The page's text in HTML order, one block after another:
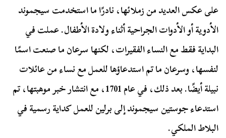
على عكس العديد من زملائها، نادرًا ما استخدمت سيجموند
الأدوية أو الأدوات الجراحية أثناء ولادة الأطفال. عملت في
البداية فقط مع النساء الفقيرات، لكنها سرعان ما صنعت اسمًا
لنفسها، وسرعان ما تم استدعاؤها للعمل مع نساء من عائلات
نبيلة أيضًا. بعد ذلك، في عام 1701، مع انتشار خبر موهبتها، تم
استدعاء جوستين سيجموند إلى برلين للعمل كداية رسمية في
البلاط الملكي.